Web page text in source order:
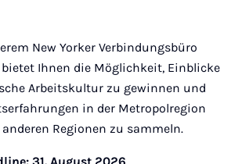
New Yorker Verbindungsbüro
Ihnen die Möglichkeit, Einblicke
Arbeitskultur zu gewinnen und
in der Metropolregion
Regionen zu sammeln.